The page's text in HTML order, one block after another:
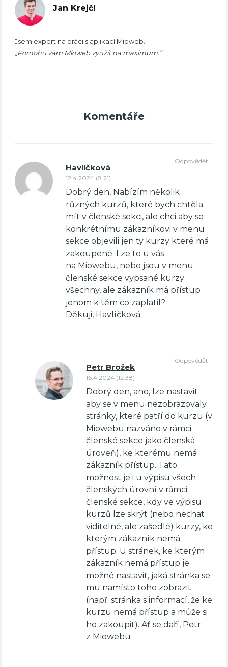
Jan Krejčí
Jsem expert na práci s aplikací Mioweb.
„Pomohu vám Mioweb využít na maximum.“
Komentáře
Havlíčková
12.4.2024 (8.21)
Dobrý den, Nabízím několik
různých kurzů, které bych chtěla
mít v členské sekci, ale chci aby se
konkrétnímu zákazníkovi v menu
sekce objevili jen ty kurzy které má
zakoupené. Lze to u vás
na Miowebu, nebo jsou v menu
členské sekce vypsané kurzy
všechny, ale zákazník má přístup
jenom k těm co zaplatil?
Děkuji, Havlíčková
Odpovědět
Petr Brožek
16.4.2024 (12.38)
Dobrý den, ano, lze nastavit
aby se v menu nezobrazovaly
stránky, které patří do kurzu (v
Miowebu nazváno v rámci
členské sekce jako členská
úroveň), ke kterému nemá
zákazník přístup. Tato
možnost je i u výpisu všech
členských úrovní v rámci
členské sekce, kdy ve výpisu
kurzů lze skrýt (nebo nechat
viditelné, ale zašedlé) kurzy, ke
kterým zákazník nemá
přístup. U stránek, ke kterým
zákazník nemá přístup je
možné nastavit, jaká stránka se
mu namísto toho zobrazit
(např. stránka s informací, že ke
kurzu nemá přístup a může si
ho zakoupit). Ať se daří, Petr
z Miowebu
Odpovědět